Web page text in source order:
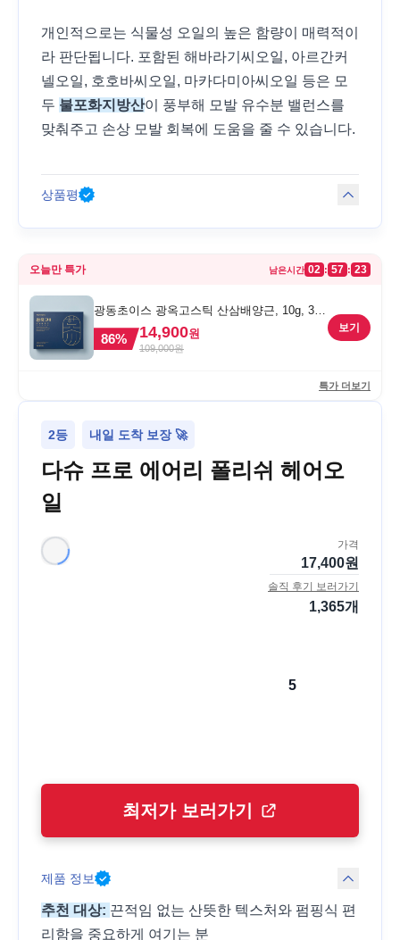
개인적으로는 식물성 오일의 높은 함량이 매력적이
라 판단됩니다. 포함된 해바라기씨오일, 아르간커
넬오일, 호호바씨오일, 마카다미아씨오일 등은 모
두 불포화지방산이 풍부해 모발 유수분 밸런스를
맞춰주고 손상 모발 회복에 도움을 줄 수 있습니다.
상품평
오늘만 특가 남은시간 02 : 57 : 23
광동초이스 광옥고스틱 산삼배양근, 10g, 30
포, 1개
86% 14,900원
109,000원
보기
특가 더보기
2등 내일 도착 보장 🚀
다슈 프로 에어리 폴리쉬 헤어오
일
가격
17,400원
솔직 후기 보러가기
1,365개
5
최저가 보러가기
제품 정보
추천 대상: 끈적임 없는 산뜻한 텍스처와 펌핑식 편
리함을 중요하게 여기는 분